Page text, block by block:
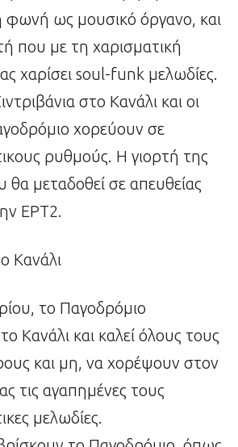
φωνή ως μουσικό όργανο, και
που με τη χαρισματική
χαρίσει soul-funk μελωδίες.
στο Κανάλι και οι
χορεύουν σε
ρυθμούς. Η γιορτή της
θα μεταδοθεί σε απευθείας
ΕΡΤ2.
Κανάλι
το Παγοδρόμιο
Κανάλι και καλεί όλους τους
και μη, να χορέψουν στον
τις αγαπημένες τους
μελωδίες.